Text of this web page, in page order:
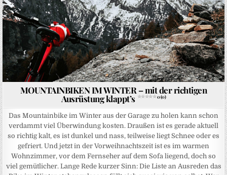
MOUNTAINBIKEN IM WINTER – mit der richtigen
Ausrüstung klappt’s 0 (0)
Das Mountainbike im Winter aus der Garage zu holen kann schon
verdammt viel Überwindung kosten. Draußen ist es gerade aktuell
so richtig kalt, es ist dunkel und nass, teilweise liegt Schnee oder es
gefriert. Und jetzt in der Vorweihnachtszeit ist es im warmen
Wohnzimmer, vor dem Fernseher auf dem Sofa liegend, doch so
viel gemütlicher. Lange Rede kurzer Sinn: Die Liste an Ausreden das